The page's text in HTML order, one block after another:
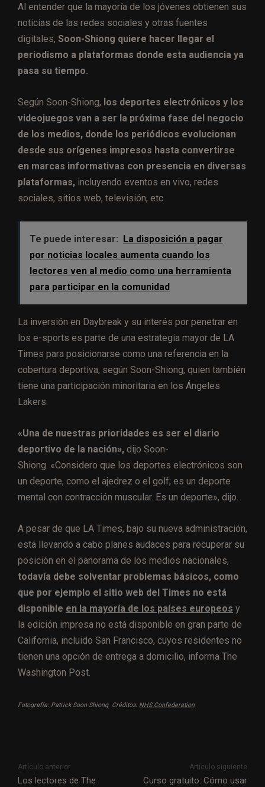
Al entender que la mayoría de los jóvenes obtienen sus
noticias de las redes sociales y otras fuentes
digitales, Soon-Shiong quiere hacer llegar el
periodismo a plataformas donde esta audiencia ya
pasa su tiempo.
Según Soon-Shiong, los deportes electrónicos y los
videojuegos van a ser la próxima fase del negocio
de los medios, donde los periódicos evolucionan
desde sus orígenes impresos hasta convertirse
en marcas informativas con presencia en diversas
plataformas, incluyendo eventos en vivo, redes
sociales, sitios web, televisión, etc.
Te puede interesar: La disposición a pagar
por noticias locales aumenta cuando los
lectores ven al medio como una herramienta
para participar en la comunidad
La inversión en Daybreak y su interés por penetrar en
los e-sports es parte de una estrategia mayor de LA
Times para posicionarse como una referencia en la
cobertura deportiva, según Soon-Shiong, quien también
tiene una participación minoritaria en los Ángeles
Lakers.
«Una de nuestras prioridades es ser el diario
deportivo de la nación», dijo Soon-
Shiong. «Considero que los deportes electrónicos son
un deporte, como el ajedrez o el golf; es un deporte
mental con contracción muscular. Es un deporte», dijo.
A pesar de que LA Times, bajo su nueva administración,
está llevando a cabo planes audaces para recuperar su
posición en el panorama de los medios nacionales,
todavía debe solventar problemas básicos, como
que por ejemplo el sitio web del Times no está
disponible en la mayoría de los países europeos y
la edición impresa no está disponible en gran parte de
California, incluido San Francisco, cuyos residentes no
tienen una opción de entrega a domicilio, informa The
Washington Post.
Fotografía: Patrick Soon-Shiong Créditos: NHS Confederation
Artículo anterior
Los lectores de The
Artículo siguiente
Curso gratuito: Cómo usar